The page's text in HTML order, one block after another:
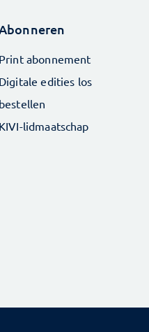
Print abonnement
Digitale edities los
bestellen
KIVI-lidmaatschap